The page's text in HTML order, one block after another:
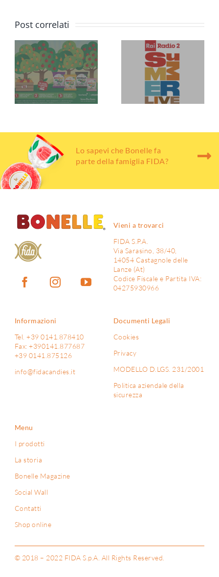
Post correlati
Bonelle
tour con
rai radio2
summer
Lo sapevi che Bonelle fa
parte della famiglia FIDA?
Vieni a trovarci
FIDA S.P.A.
Via Sarasino, 38/40,
14054 Castagnole delle
Lanze (At)
Codice Fiscale e Partita IVA:
04275930966
Informazioni
Tel. +39 0141.878410
Fax: +390141.877687
+39 0141.875126
info@fidacandies.it
Documenti Legali
Cookies
Privacy
MODELLO D.LGS. 231/2001
Politica aziendale della
sicurezza
Menu
I prodotti
La storia
Bonelle Magazine
Social Wall
Contatti
Shop online
© 2018 – 2022 FIDA S.p.A. All Rights Reserved.